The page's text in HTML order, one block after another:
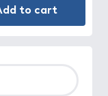
to cart